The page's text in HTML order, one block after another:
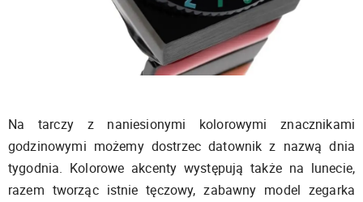
Na tarczy z naniesionymi kolorowymi znacznikami
godzinowymi możemy dostrzec datownik z nazwą dnia
tygodnia. Kolorowe akcenty występują także na lunecie,
razem tworząc istnie tęczowy, zabawny model zegarka